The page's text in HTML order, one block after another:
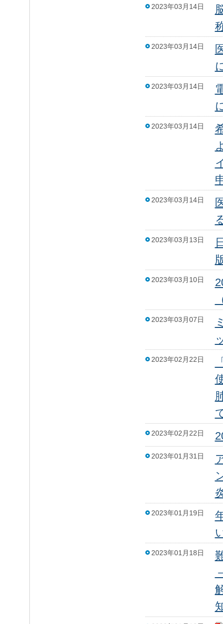
2023年03月14日
2023年03月14日
2023年03月14日
2023年03月14日
2023年03月14日
2023年03月13日
2023年03月10日
2023年03月07日
2023年02月22日
2023年02月22日
2023年01月31日
2023年01月19日
2023年01月18日